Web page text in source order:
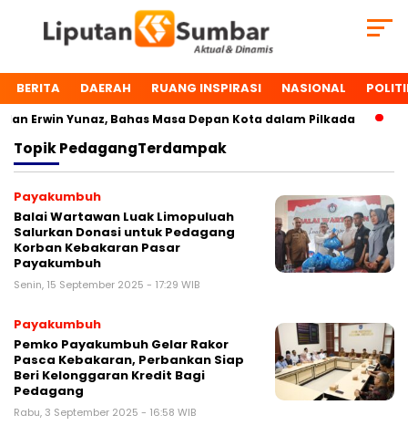
BERITA DAERAH RUANG INSPIRASI NASIONAL
Erwin Yunaz, Bahas Masa Depan Kota dalam Pilkada
TopikPedagangTerdampak
Payakumbuh
Balai Wartawan Luak Limopuluah
Salurkan Donasi untuk Pedagang
Korban Kebakaran Pasar
Payakumbuh
Senin, 15 September 2025 - 17:29 WIB
Payakumbuh
Pemko Payakumbuh Gelar Rakor
Pasca Kebakaran, Perbankan Siap
Beri Kelonggaran Kredit Bagi
Pedagang
Rabu, 3 September 2025 - 16:58 WIB